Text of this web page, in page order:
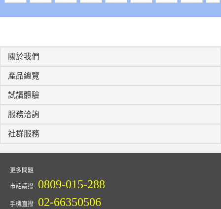
關於我們
產品總覽
試讀體驗
服務洽詢
社群服務
更多問題
市話請撥 0809-015-288
手機直撥 02-66350506